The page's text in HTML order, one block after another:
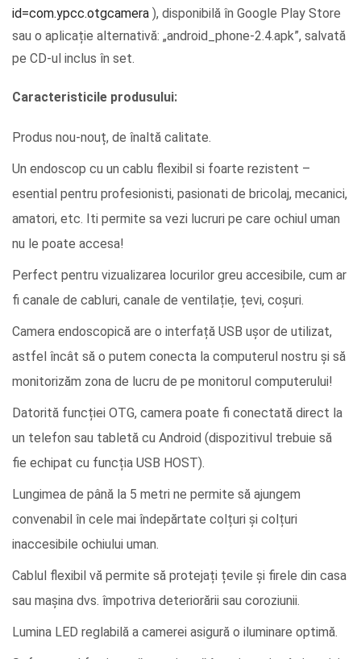
id=com.ypcc.otgcamera ), disponibilă în Google Play Store
sau o aplicație alternativă: „android_phone-2.4.apk”, salvată
pe CD-ul inclus în set.
Caracteristicile produsului:
Produs nou-nouț, de înaltă calitate.
Un endoscop cu un cablu flexibil si foarte rezistent –
esential pentru profesionisti, pasionati de bricolaj, mecanici,
amatori, etc. Iti permite sa vezi lucruri pe care ochiul uman
nu le poate accesa!
Perfect pentru vizualizarea locurilor greu accesibile, cum ar
fi canale de cabluri, canale de ventilație, țevi, coșuri.
Camera endoscopică are o interfață USB ușor de utilizat,
astfel încât să o putem conecta la computerul nostru și să
monitorizăm zona de lucru de pe monitorul computerului!
Datorită funcției OTG, camera poate fi conectată direct la
un telefon sau tabletă cu Android (dispozitivul trebuie să
fie echipat cu funcția USB HOST).
Lungimea de până la 5 metri ne permite să ajungem
convenabil în cele mai îndepărtate colțuri și colțuri
inaccesibile ochiului uman.
Cablul flexibil vă permite să protejați țevile și firele din casa
sau mașina dvs. împotriva deteriorării sau coroziunii.
Lumina LED reglabilă a camerei asigură o iluminare optimă.